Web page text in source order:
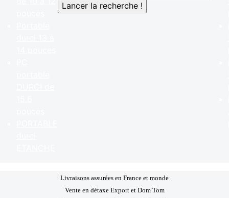
Livraisons assurées en France et monde
Vente en détaxe Export et Dom Tom